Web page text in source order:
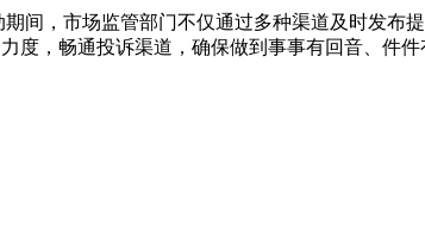
间，市场监管部门不仅通过多种渠道及时发布
度，畅通投诉渠道，确保做到事事有回音、件件